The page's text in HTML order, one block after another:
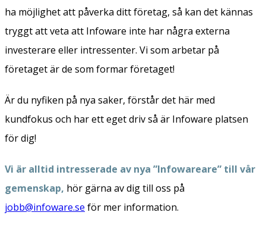
ha möjlighet att påverka ditt företag, så kan det kännas
tryggt att veta att Infoware inte har några externa
investerare eller intressenter. Vi som arbetar på
företaget är de som formar företaget!
Är du nyfiken på nya saker, förstår det här med
kundfokus och har ett eget driv så är Infoware platsen
för dig!
Vi är alltid intresserade av nya ”Infowareare” till vår
gemenskap, hör gärna av dig till oss på
jobb@infoware.se för mer information.